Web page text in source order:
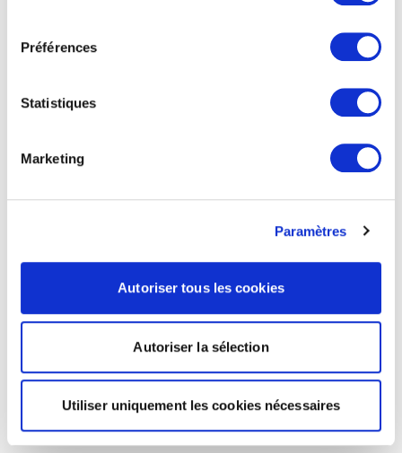
Préférences
Statistiques
Marketing
Paramètres
Autoriser tous les cookies
Autoriser la sélection
Utiliser uniquement les cookies nécessaires